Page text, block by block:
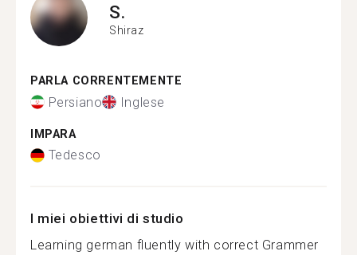
S.
Shiraz
PARLA CORRENTEMENTE
Persiano Inglese
IMPARA
Tedesco
I miei obiettivi di studio
Learning german fluently with correct Grammer